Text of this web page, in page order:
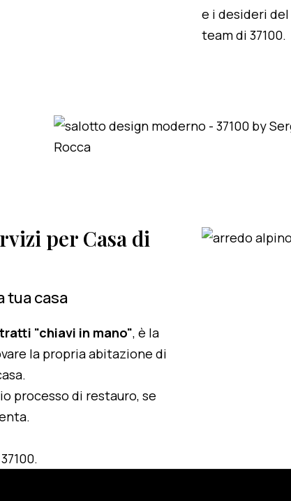
e i desideri
team di 37100.
per Casa di
tua casa
"chiavi in mano", è la
la propria abitazione di
processo di restauro, se